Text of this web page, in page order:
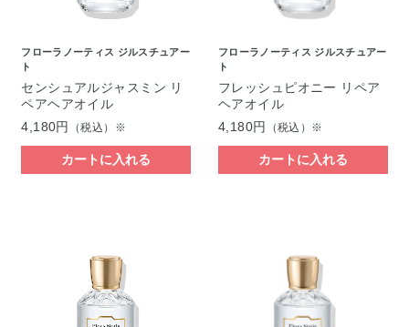
フローラノーティス ジルスチュアー
ト
センシュアルジャスミン リ
ペアヘアオイル
4,180円
（税込）※
カートに入れる
フローラノーティス ジルスチュアー
ト
フレッシュピオニー リペア
ヘアオイル
4,180円
（税込）※
カートに入れる